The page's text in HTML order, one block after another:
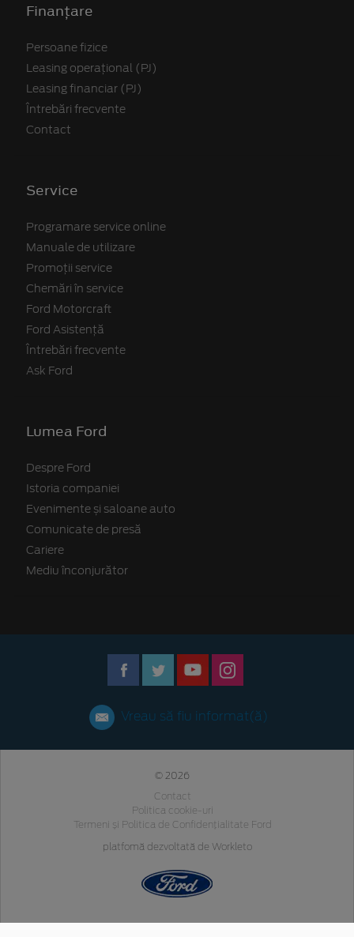
Finanțare
Persoane fizice
Leasing operațional (PJ)
Leasing financiar (PJ)
Întrebări frecvente
Contact
Service
Programare service online
Manuale de utilizare
Promoții service
Chemări în service
Ford Motorcraft
Ford Asistență
Întrebări frecvente
Ask Ford
Lumea Ford
Despre Ford
Istoria companiei
Evenimente și saloane auto
Comunicate de presă
Cariere
Mediu înconjurător
Vreau să fiu informat(ă)
© 2026
Contact
Politica cookie-uri
Termeni și Politica de Confidențialitate Ford
platfomă dezvoltată de Workleto